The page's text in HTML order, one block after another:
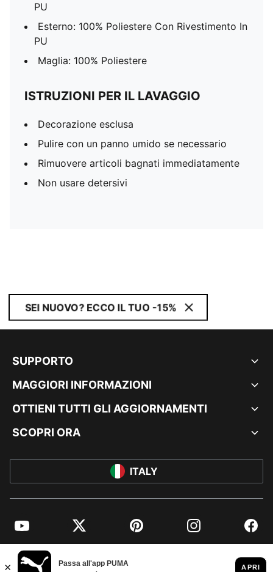
PU
Esterno: 100% Poliestere Con Rivestimento In
PU
Maglia: 100% Poliestere
ISTRUZIONI PER IL LAVAGGIO
Decorazione esclusa
Pulire con un panno umido se necessario
Rimuovere articoli bagnati immediatamente
Non usare detersivi
SEI NUOVO? ECCO IL TUO -15%
SUPPORTO
MAGGIORI INFORMAZIONI
OTTIENI TUTTI GLI AGGIORNAMENTI
SCOPRI ORA
ITALY
YouTube Twitter Pinterest Instagram
© PUMA EUROPE GMBH, 2026. TUTTI I DIRITTI RISERVATI
DATI AZIENDALI E LEGALI